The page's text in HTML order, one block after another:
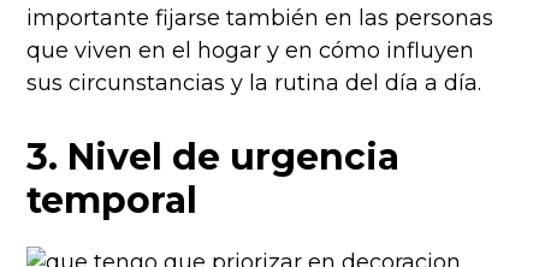
importante fijarse también en las personas
que viven en el hogar y en cómo influyen
sus circunstancias y la rutina del día a día.
3. Nivel de urgencia
temporal